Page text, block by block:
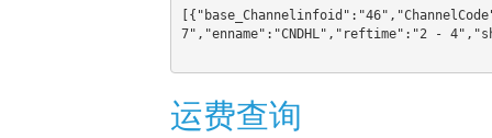
7","enname":"CNDHL","reftime":"2 -
运费查询